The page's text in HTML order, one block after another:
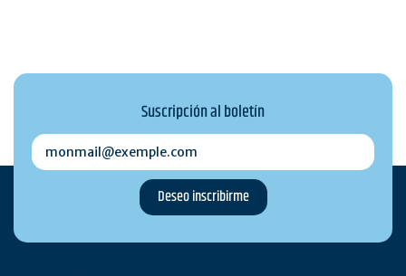
Suscripción al boletín
monmail@exemple.com